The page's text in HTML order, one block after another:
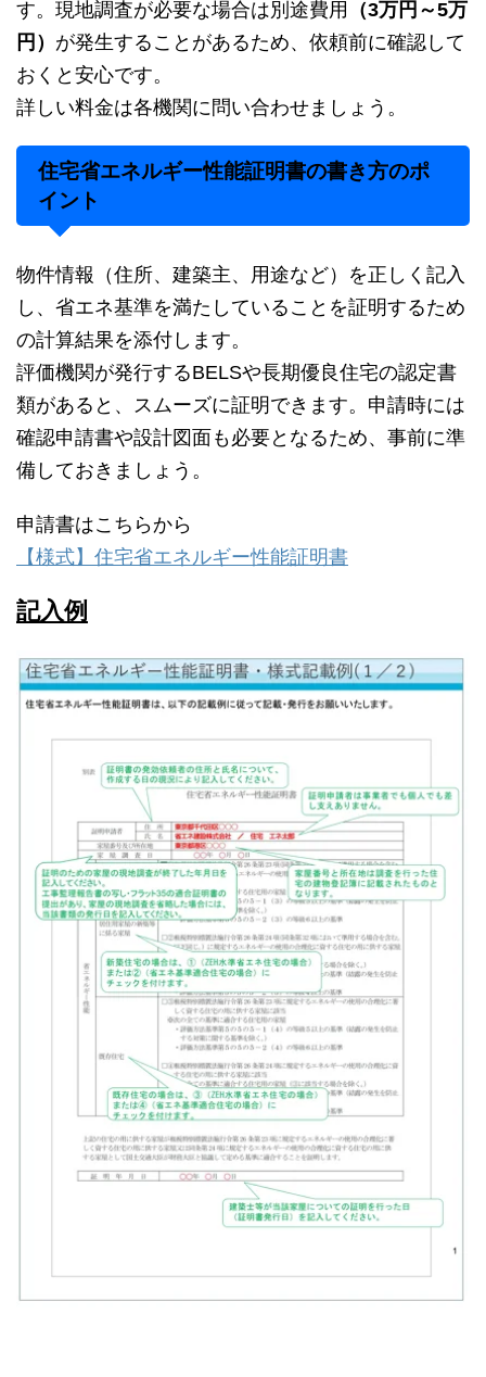
す。現地調査が必要な場合は別途費用
（3万円～5万
円） が発生することがあるため、依頼前に確認して
おくと安心です。
詳しい料金は各機関に問い合わせましょう。
住宅省エネルギー性能証明書の書き方のポ
イント
物件情報（住所、建築主、用途など）を正しく記入
し、省エネ基準を満たしていることを証明するため
の計算結果を添付します。
評価機関が発行するBELSや長期優良住宅の認定書
類があると、スムーズに証明できます。申請時には
確認申請書や設計図面も必要となるため、事前に準
備しておきましょう。
申請書はこちらから
【様式】住宅省エネルギー性能証明書
記入例